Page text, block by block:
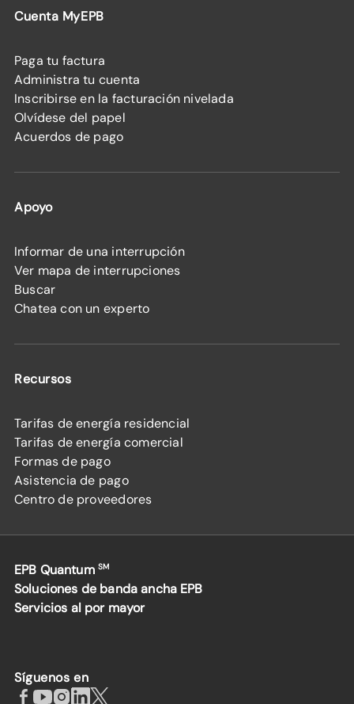
Cuenta MyEPB
Paga tu factura
Administra tu cuenta
Inscribirse en la facturación nivelada
Olvídese del papel
Acuerdos de pago
Apoyo
Informar de una interrupción
Ver mapa de interrupciones
Buscar
Chatea con un experto
Recursos
Tarifas de energía residencial
Tarifas de energía comercial
Formas de pago
Asistencia de pago
Centro de proveedores
EPB Quantum SM
Soluciones de banda ancha EPB
Servicios al por mayor
Síguenos en